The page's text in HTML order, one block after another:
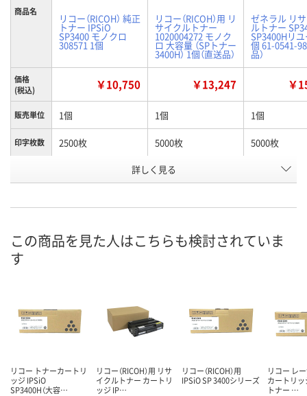
商品名
リコー（RICOH） 純正
トナー IPSiO
SP3400 モノクロ
308571 1個
リコー（RICOH）用 リ
サイクルトナー
1020004272 モノク
ロ 大容量 （SPトナー
3400H） 1個（直送品）
ゼネラル リ
ルトナー
SP3400Hリ
個 61-0541-98
品）
価格
(税込)
￥10,750 ￥13,247 ￥
販売単位 1個 1個 1個
印字枚数 2500枚 5000枚 5000枚
リサイクル リサイクル
お申込番
号
お届け日 8月9日（日） 8月26日（水）まで
カゴへ カゴへ
（次回入荷日
詳しく見る
この商品を見た人はこちらも検討されていま
す
リコー トナーカートリ
ッジ IPSiO
SP3400H（大容…
リコー（RICOH）用 リサ
イクルトナー カートリ
ッジ IP…
リコー（RICOH）用
IPSiO SP 3400シリーズ
リコー レ
カートリッ
トナー …